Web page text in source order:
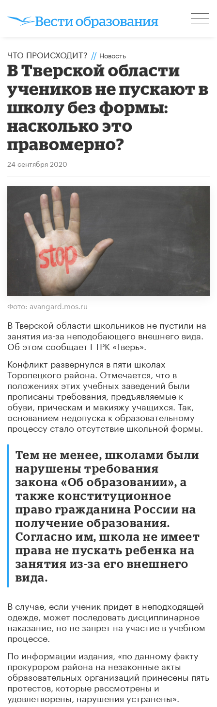
ЧТО ПРОИСХОДИТ? // Новость
В Тверской области
учеников не пускают в
школу без формы:
насколько это
правомерно?
24 сентября 2020
Фото: avangard.mos.ru
В Тверской области школьников не пустили на
занятия из-за неподобающего внешнего вида.
Об этом сообщает ГТРК «Тверь».
Конфликт развернулся в пяти школах
Торопецкого района. Отмечается, что в
положениях этих учебных заведений были
прописаны требования, предъявляемые к
обуви, прическам и макияжу учащихся. Так,
основанием недопуска к образовательному
процессу стало отсутствие школьной формы.
Тем не менее, школами были
нарушены требования
закона «Об образовании», а
также конституционное
право гражданина России на
получение образования.
Согласно им, школа не имеет
права не пускать ребенка на
занятия из-за его внешнего
вида.
В случае, если ученик придет в неподходящей
одежде, может последовать дисциплинарное
наказание, но не запрет на участие в учебном
процессе.
По информации издания, «по данному факту
прокурором района на незаконные акты
образовательных организаций принесены пять
протестов, которые рассмотрены и
удовлетворены, нарушения устранены».